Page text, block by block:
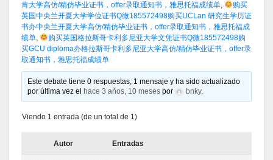
肯大学高仿/精仿毕业证书，offer录取通知书，雅思托福成绩单,
购买
英国中央兰开夏大学学位证书Q微185572498购买UCLan 研究生学历证
书办中央兰开夏大学高仿/精仿毕业证书，offer录取通知书，雅思托福成
绩单,
购买英国格拉斯哥卡利多尼亚大学文凭证书Q微185572498购
买GCU diploma办格拉斯哥卡利多尼亚大学高仿/精仿毕业证书，offer录
取通知书，雅思托福成绩单
Este debate tiene 0 respuestas, 1 mensaje y ha sido actualizado
por última vez el
hace 3 años, 10 meses por bnky.
Viendo 1 entrada (de un total de 1)
Autor Entradas